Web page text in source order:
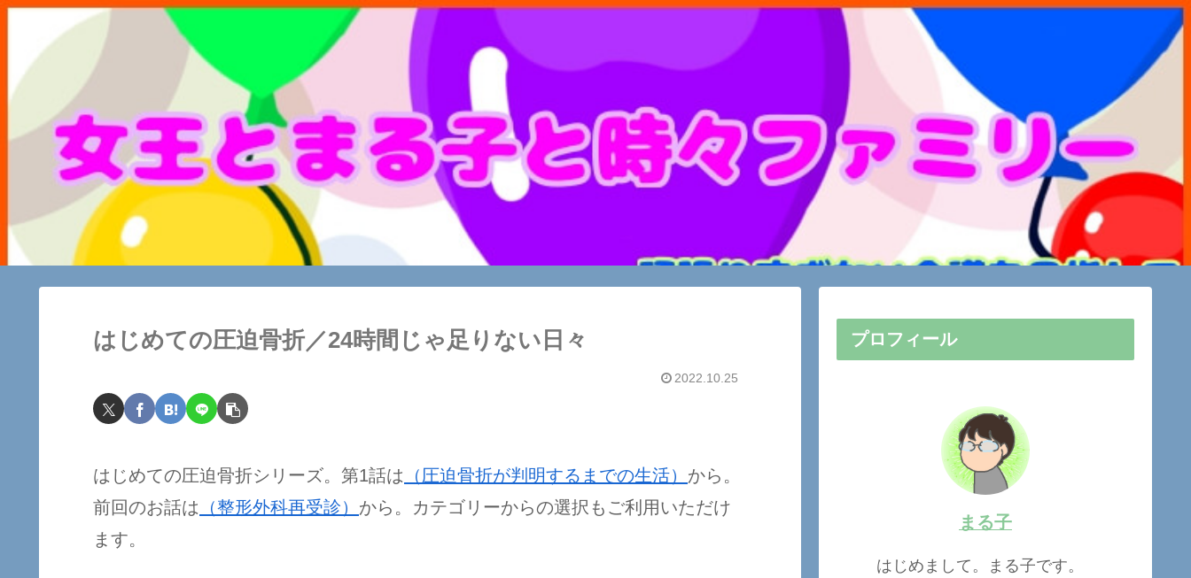
はじめての圧迫骨折／24時間じゃ足りない日々
2022.10.25
はじめての圧迫骨折シリーズ。第1話は （圧迫骨折が判明するまでの生活） から。
前回のお話は （整形外科再受診） から。カテゴリーからの選択もご利用いただけ
ます。
プロフィール
まる子
はじめまして。まる子です。